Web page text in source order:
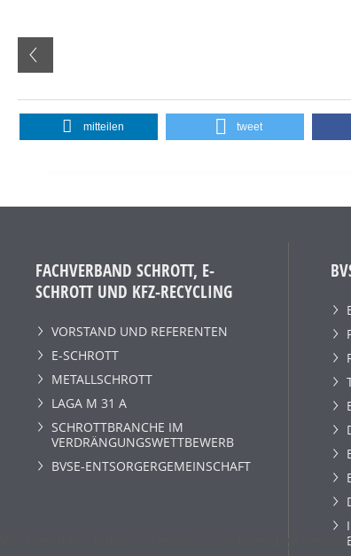
mitteilen tweet
FACHVERBAND SCHROTT, E-
SCHROTT UND KFZ-RECYCLING
VORSTAND UND REFERENTEN
E-SCHROTT
METALLSCHROTT
LAGA M 31 A
SCHROTTBRANCHE IM
VERDRÄNGUNGSWETTBEWERB
BVSE-ENTSORGERGEMEINSCHAFT
Wir benutzen lediglich technisch notwendige